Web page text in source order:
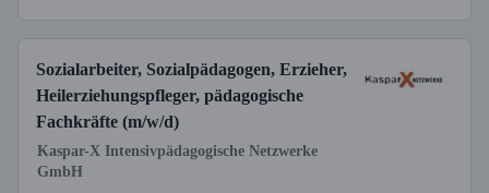
Sozialarbeiter, Sozialpädagogen, Erzieher,
Heilerziehungspfleger, pädagogische
Fachkräfte (m/w/d)
Kaspar-X Intensivpädagogische Netzwerke
GmbH